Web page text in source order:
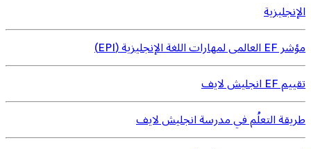
الإنجليزية
مؤشر EF العالمى لمهارات اللغة الإنجليزية (EPI)
تقييم EF انجليش لايف
طريقة التعلُم في مدرسة انجليش لايف